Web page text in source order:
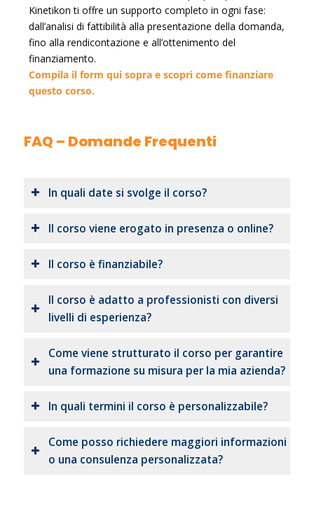
Kinetikon ti offre un supporto completo in ogni fase:
dall’analisi di fattibilità alla presentazione della domanda,
fino alla rendicontazione e all’ottenimento del
finanziamento.
Compila il form qui sopra e scopri come finanziare
questo corso.
FAQ – Domande Frequenti
In quali date si svolge il corso?
Il corso viene erogato in presenza o online?
Il corso è finanziabile?
Il corso è adatto a professionisti con diversi
livelli di esperienza?
Come viene strutturato il corso per garantire
una formazione su misura per la mia azienda?
In quali termini il corso è personalizzabile?
Come posso richiedere maggiori informazioni
o una consulenza personalizzata?